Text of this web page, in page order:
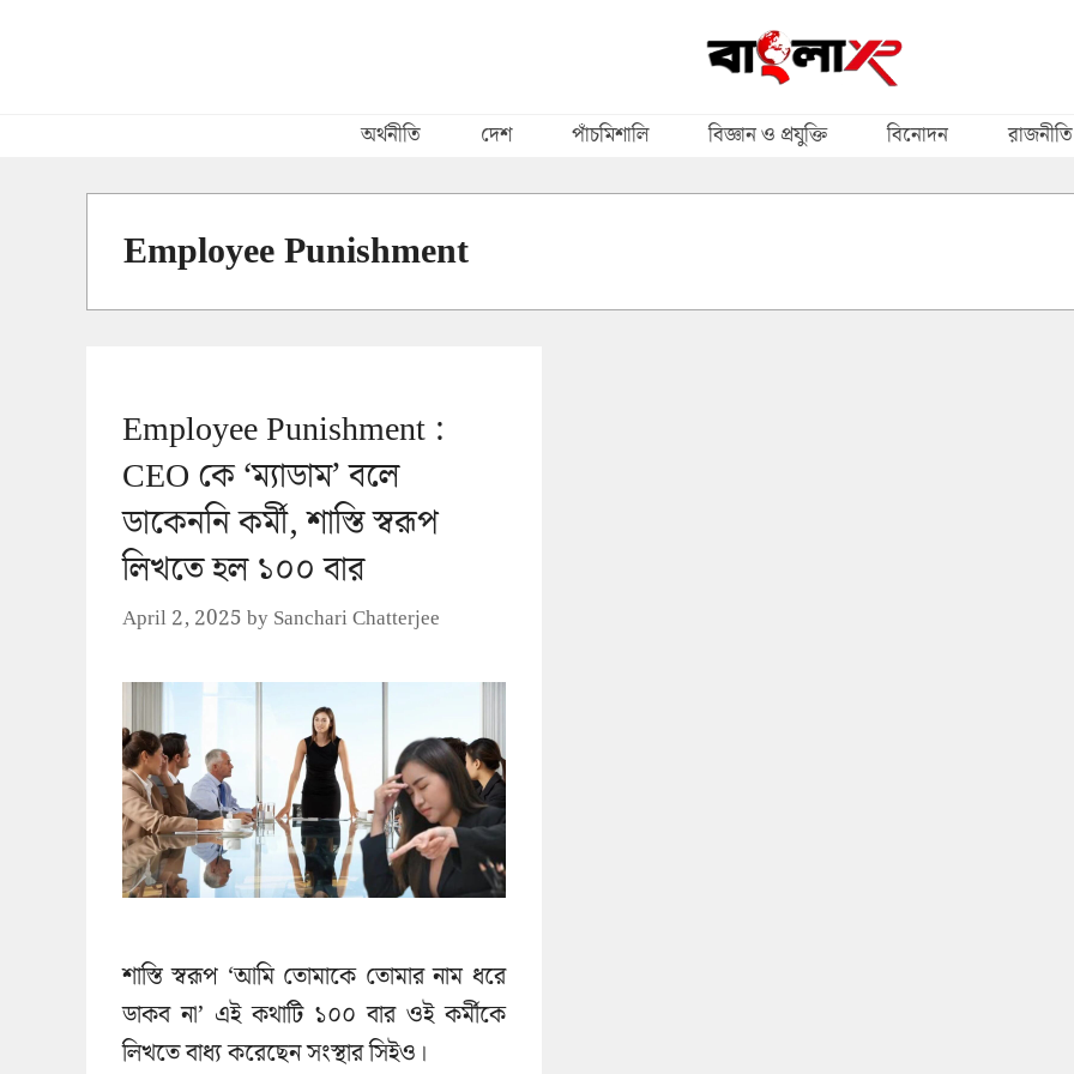
অর্থনীতি দেশ পাঁচমিশালি বিজ্ঞান ও প্রযুক্তি বিনোদন রাজনীতি
Employee Punishment
Employee Punishment :
CEO কে ‘ম্যাডাম’ বলে
ডাকেননি কর্মী, শাস্তি স্বরূপ
লিখতে হল ১০০ বার
April 2, 2025bySanchari Chatterjee
শাস্তি স্বরূপ ‘আমি তোমাকে তোমার নাম ধরে
ডাকব না’ এই কথাটি ১০০ বার ওই কর্মীকে
লিখতে বাধ্য করেছেন সংস্থার সিইও।